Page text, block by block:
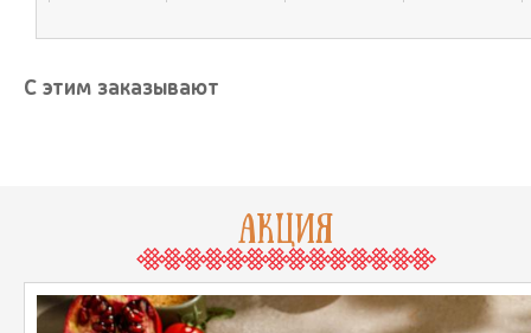
С этим заказывают
АКЦИЯ